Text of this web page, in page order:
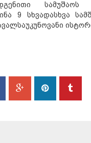
სამუშაოს
9 სხვადასხვა